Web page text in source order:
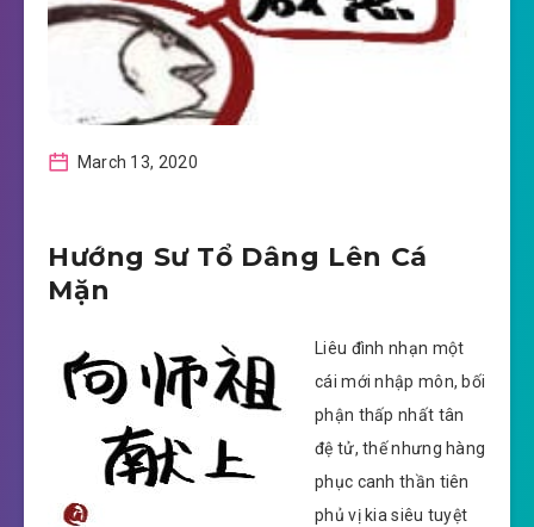
March 13, 2020
Hướng Sư Tổ Dâng Lên Cá
Mặn
Liêu đình nhạn một
cái mới nhập môn, bối
phận thấp nhất tân
đệ tử, thế nhưng hàng
phục canh thần tiên
phủ vị kia siêu tuyệt